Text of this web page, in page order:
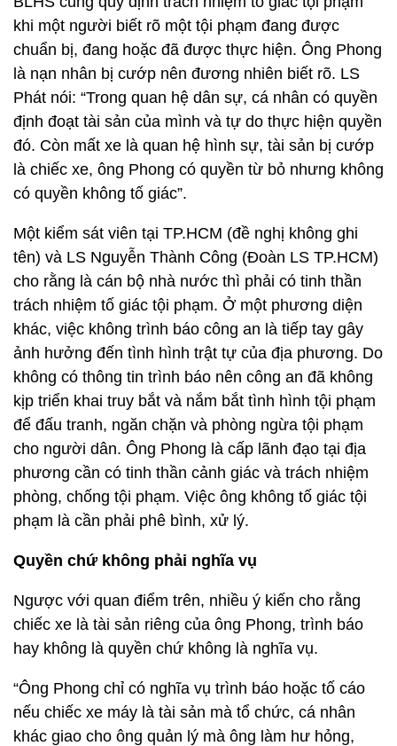
khi một người biết rõ một tội phạm đang được
chuẩn bị, đang hoặc đã được thực hiện. Ông Phong
là nạn nhân bị cướp nên đương nhiên biết rõ. LS
Phát nói: “Trong quan hệ dân sự, cá nhân có quyền
định đoạt tài sản của mình và tự do thực hiện quyền
đó. Còn mất xe là quan hệ hình sự, tài sản bị cướp
là chiếc xe, ông Phong có quyền từ bỏ nhưng không
có quyền không tố giác”.
Một kiểm sát viên tại TP.HCM (đề nghị không ghi
tên) và LS Nguyễn Thành Công (Đoàn LS TP.HCM)
cho rằng là cán bộ nhà nước thì phải có tinh thần
trách nhiệm tố giác tội phạm. Ở một phương diện
khác, việc không trình báo công an là tiếp tay gây
ảnh hưởng đến tình hình trật tự của địa phương. Do
không có thông tin trình báo nên công an đã không
kịp triển khai truy bắt và nắm bắt tình hình tội phạm
để đấu tranh, ngăn chặn và phòng ngừa tội phạm
cho người dân. Ông Phong là cấp lãnh đạo tại địa
phương cần có tinh thần cảnh giác và trách nhiệm
phòng, chống tội phạm. Việc ông không tố giác tội
phạm là cần phải phê bình, xử lý.
Quyền chứ không phải nghĩa vụ
Ngược với quan điểm trên, nhiều ý kiến cho rằng
chiếc xe là tài sản riêng của ông Phong, trình báo
hay không là quyền chứ không là nghĩa vụ.
“Ông Phong chỉ có nghĩa vụ trình báo hoặc tố cáo
nếu chiếc xe máy là tài sản mà tổ chức, cá nhân
khác giao cho ông quản lý mà ông làm hư hỏng,